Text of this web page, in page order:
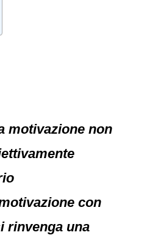
motivazione non
con
rinvenga una